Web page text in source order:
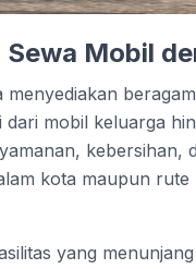
Sewa Mobil
menyediakan
mobil keluarga
kota maupun
yang